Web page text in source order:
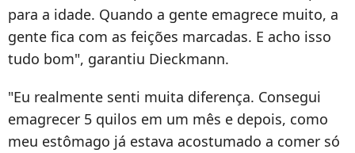
para a idade. Quando a gente emagrece muito, a
gente fica com as feições marcadas. E acho isso
tudo bom", garantiu Dieckmann.
"Eu realmente senti muita diferença. Consegui
emagrecer 5 quilos em um mês e depois, como
meu estômago já estava acostumado a comer só